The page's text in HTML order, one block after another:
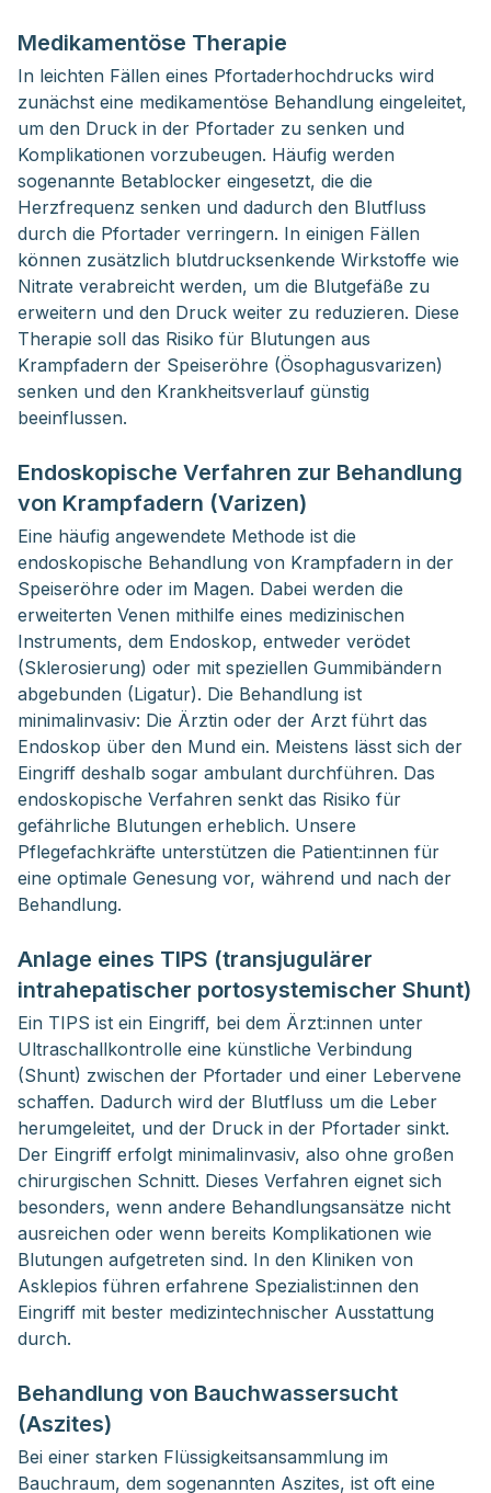
Medikamentöse Therapie
In leichten Fällen eines Pfortaderhochdrucks wird
zunächst eine medikamentöse Behandlung eingeleitet,
um den Druck in der Pfortader zu senken und
Komplikationen vorzubeugen. Häufig werden
sogenannte Betablocker eingesetzt, die die
Herzfrequenz senken und dadurch den Blutfluss
durch die Pfortader verringern. In einigen Fällen
können zusätzlich blutdrucksenkende Wirkstoffe wie
Nitrate verabreicht werden, um die Blutgefäße zu
erweitern und den Druck weiter zu reduzieren. Diese
Therapie soll das Risiko für Blutungen aus
Krampfadern der Speiseröhre (Ösophagusvarizen)
senken und den Krankheitsverlauf günstig
beeinflussen.
Endoskopische Verfahren zur Behandlung
von Krampfadern (Varizen)
Eine häufig angewendete Methode ist die
endoskopische Behandlung von Krampfadern in der
Speiseröhre oder im Magen. Dabei werden die
erweiterten Venen mithilfe eines medizinischen
Instruments, dem Endoskop, entweder verödet
(Sklerosierung) oder mit speziellen Gummibändern
abgebunden (Ligatur). Die Behandlung ist
minimalinvasiv: Die Ärztin oder der Arzt führt das
Endoskop über den Mund ein. Meistens lässt sich der
Eingriff deshalb sogar ambulant durchführen. Das
endoskopische Verfahren senkt das Risiko für
gefährliche Blutungen erheblich. Unsere
Pflegefachkräfte unterstützen die Patient:innen für
eine optimale Genesung vor, während und nach der
Behandlung.
Anlage eines TIPS (transjugulärer
intrahepatischer portosystemischer Shunt)
Ein TIPS ist ein Eingriff, bei dem Ärzt:innen unter
Ultraschallkontrolle eine künstliche Verbindung
(Shunt) zwischen der Pfortader und einer Lebervene
schaffen. Dadurch wird der Blutfluss um die Leber
herumgeleitet, und der Druck in der Pfortader sinkt.
Der Eingriff erfolgt minimalinvasiv, also ohne großen
chirurgischen Schnitt. Dieses Verfahren eignet sich
besonders, wenn andere Behandlungsansätze nicht
ausreichen oder wenn bereits Komplikationen wie
Blutungen aufgetreten sind. In den Kliniken von
Asklepios führen erfahrene Spezialist:innen den
Eingriff mit bester medizintechnischer Ausstattung
durch.
Behandlung von Bauchwassersucht
(Aszites)
Bei einer starken Flüssigkeitsansammlung im
Bauchraum, dem sogenannten Aszites, ist oft eine